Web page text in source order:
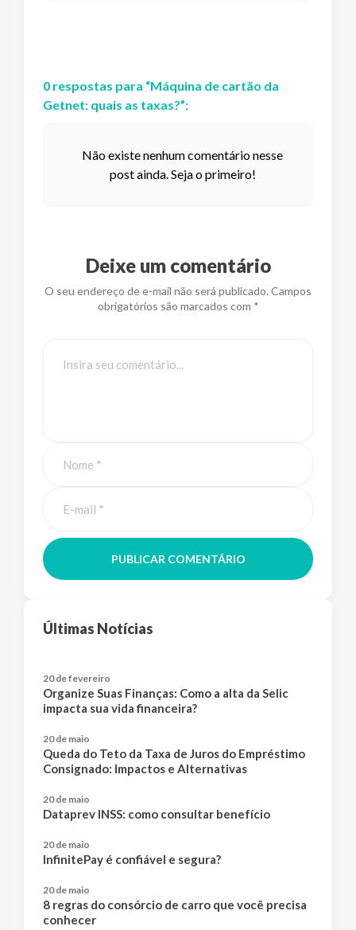
0 respostas para “Máquina de cartão da
Getnet: quais as taxas?”:
Não existe nenhum comentário nesse
post ainda. Seja o primeiro!
Deixe um comentário
O seu endereço de e-mail não será publicado. Campos
obrigatórios são marcados com *
PUBLICAR COMENTÁRIO
Últimas Notícias
20 de fevereiro
Organize Suas Finanças: Como a alta da Selic
impacta sua vida financeira?
20 de maio
Queda do Teto da Taxa de Juros do Empréstimo
Consignado: Impactos e Alternativas
20 de maio
Dataprev INSS: como consultar benefício
20 de maio
InfinitePay é confiável e segura?
20 de maio
8 regras do consórcio de carro que você precisa
conhecer